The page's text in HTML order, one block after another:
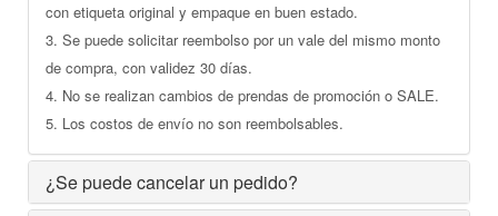
con etiqueta original y empaque en buen estado.
3. Se puede solicitar reembolso por un vale del mismo monto
de compra, con validez 30 días.
4. No se realizan cambios de prendas de promoción o SALE.
5. Los costos de envío no son reembolsables.
¿Se puede cancelar un pedido?